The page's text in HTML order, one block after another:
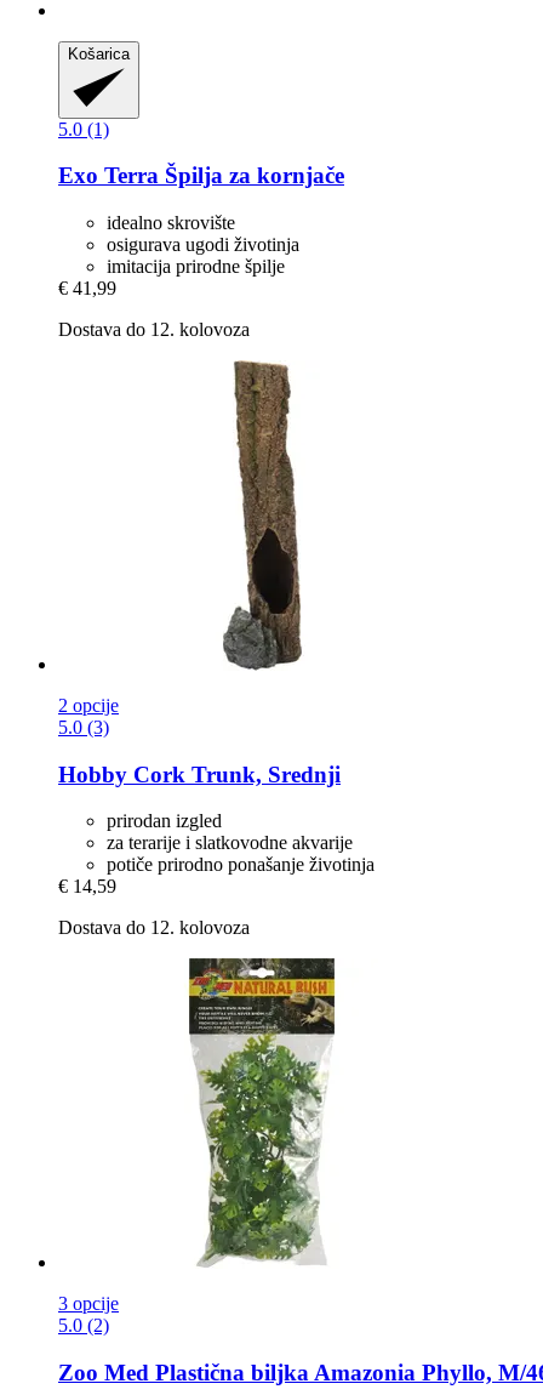
Košarica
5.0 (1)
Exo Terra Špilja za kornjače
idealno skrovište
osigurava ugodi životinja
imitacija prirodne špilje
€ 41,99
Dostava do 12. kolovoza
2 opcije
5.0 (3)
Hobby Cork Trunk, Srednji
prirodan izgled
za terarije i slatkovodne akvarije
potiče prirodno ponašanje životinja
€ 14,59
Dostava do 12. kolovoza
3 opcije
5.0 (2)
Zoo Med Plastična biljka Amazonia Phyllo, M/